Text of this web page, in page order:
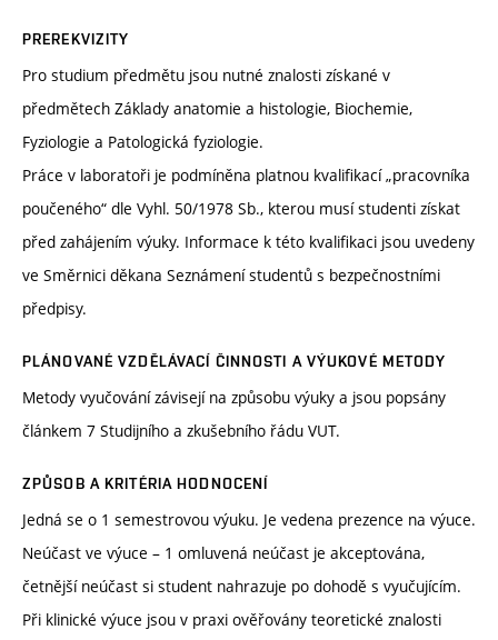
PREREKVIZITY
Pro studium předmětu jsou nutné znalosti získané v
předmětech Základy anatomie a histologie, Biochemie,
Fyziologie a Patologická fyziologie.
Práce v laboratoři je podmíněna platnou kvalifikací „pracovníka
poučeného“ dle Vyhl. 50/1978 Sb., kterou musí studenti získat
před zahájením výuky. Informace k této kvalifikaci jsou uvedeny
ve Směrnici děkana Seznámení studentů s bezpečnostními
předpisy.
PLÁNOVANÉ VZDĚLÁVACÍ ČINNOSTI A VÝUKOVÉ METODY
Metody vyučování závisejí na způsobu výuky a jsou popsány
článkem 7 Studijního a zkušebního řádu VUT.
ZPŮSOB A KRITÉRIA HODNOCENÍ
Jedná se o 1 semestrovou výuku. Je vedena prezence na výuce.
Neúčast ve výuce – 1 omluvená neúčast je akceptována,
četnější neúčast si student nahrazuje po dohodě s vyučujícím.
Při klinické výuce jsou v praxi ověřovány teoretické znalosti